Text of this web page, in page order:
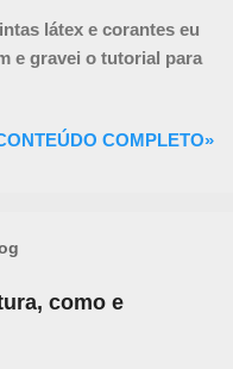
látex e corantes eu
e gravei o tutorial para
COMPLETO»
como e